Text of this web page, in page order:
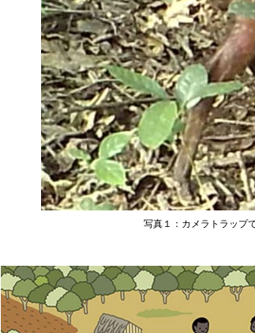
写真１：カメラトラップ